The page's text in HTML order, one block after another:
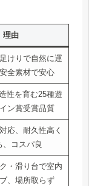
理由
けりで自然に運
全素材で安心
性を育む25種遊
ン賞受賞品質
応、耐久性高く
、コスパ良
・滑り台で室内
、場所取らず